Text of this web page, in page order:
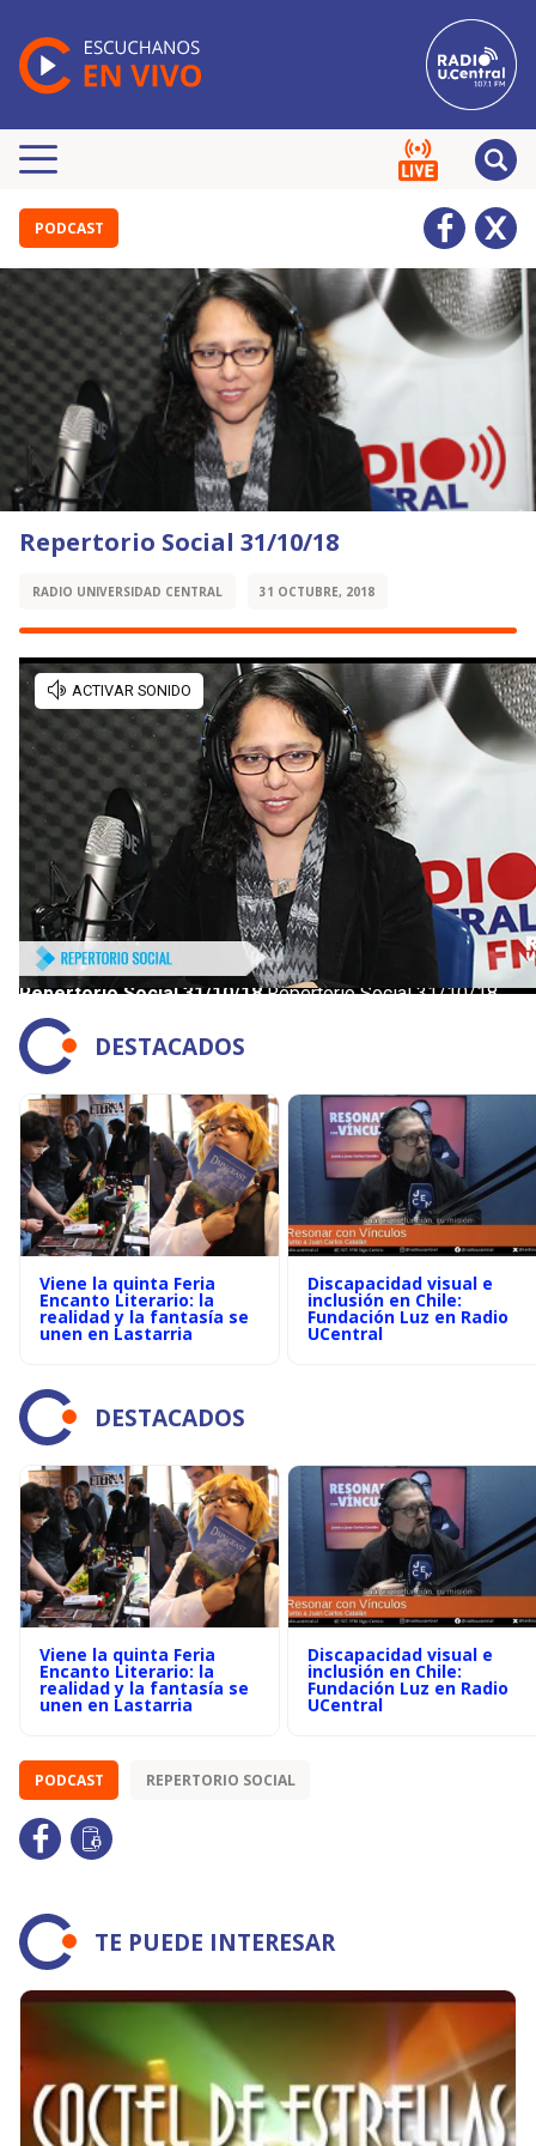
PODCAST
Repertorio Social 31/10/18
RADIO UNIVERSIDAD CENTRAL 31 OCTUBRE, 2018
DESTACADOS
Viene la quinta Feria
Encanto Literario: la
realidad y la fantasía se
unen en Lastarria
Discapacidad visual e
inclusión en Chile:
Fundación Luz en Radio
UCentral
DESTACADOS
Viene la quinta Feria
Encanto Literario: la
realidad y la fantasía se
unen en Lastarria
Discapacidad visual e
inclusión en Chile:
Fundación Luz en Radio
UCentral
PODCAST REPERTORIO SOCIAL
TE PUEDE INTERESAR